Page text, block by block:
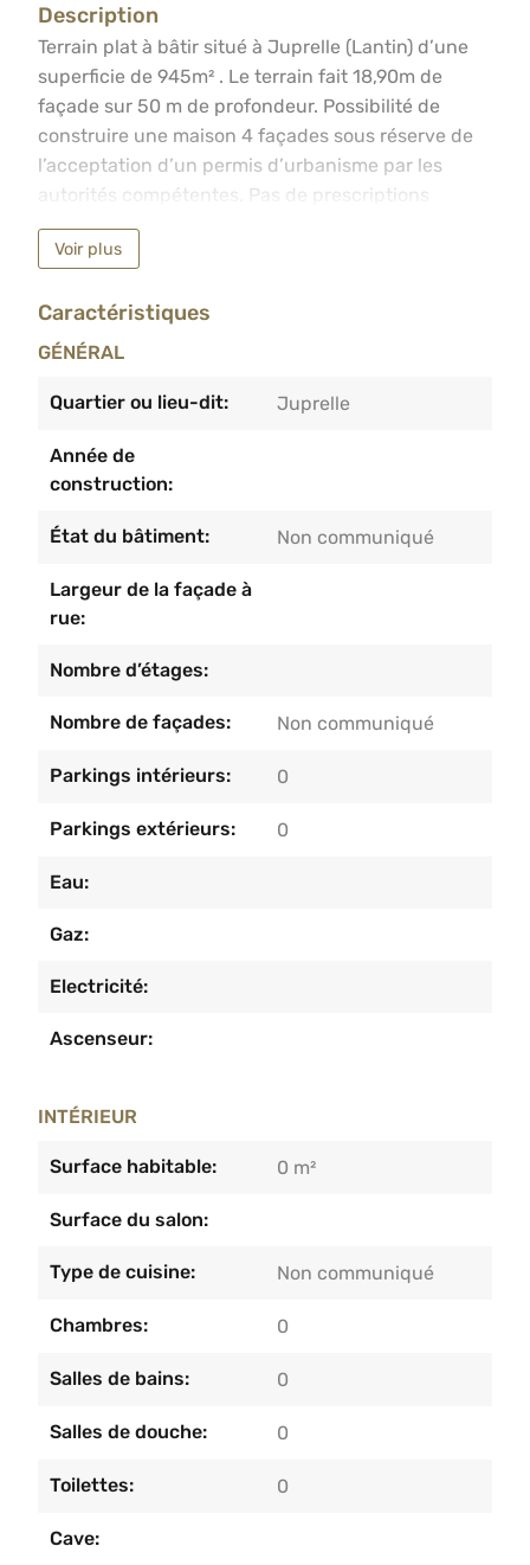
Description
Terrain plat à bâtir situé à Juprelle (Lantin) d’une
Terrain plat à bâtir situé à Juprelle (Lantin) d’une
superficie de 945m² . Le terrain fait 18,90m de
façade sur 50 m de profondeur. Possibilité de
construire une maison 4 façades sous réserve de
l’acceptation d’un permis d’urbanisme par les
autorités compétentes. Pas de prescriptions
urbanistiques. Situation idéale dans un cadre
verdoyant.Lot 2 sur le plan du géomètre visible
impétrants à charge de l’acquéreur.Faire offre à
partir de 99.000€ sous réserve d’acceptation des
Voir plus
Caractéristiques
GÉNÉRAL
Quartier ou lieu-dit: Juprelle
Année de
construction:
État du bâtiment: Non communiqué
Largeur de la façade à
rue:
Nombre d’étages:
Nombre de façades: Non communiqué
Parkings intérieurs: 0
Parkings extérieurs: 0
Eau:
Gaz:
Electricité:
Ascenseur:
INTÉRIEUR
Surface habitable: 0 m²
Surface du salon:
Type de cuisine: Non communiqué
Chambres: 0
Salles de bains: 0
Salles de douche: 0
Toilettes: 0
Cave: